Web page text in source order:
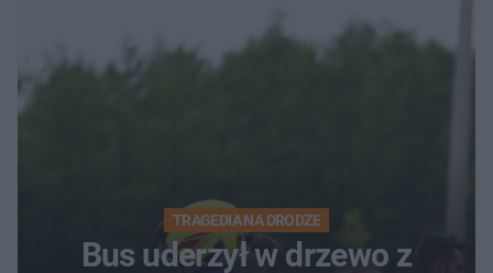
TRAGEDIA NA DRODZE
Bus uderzył w drzewo z